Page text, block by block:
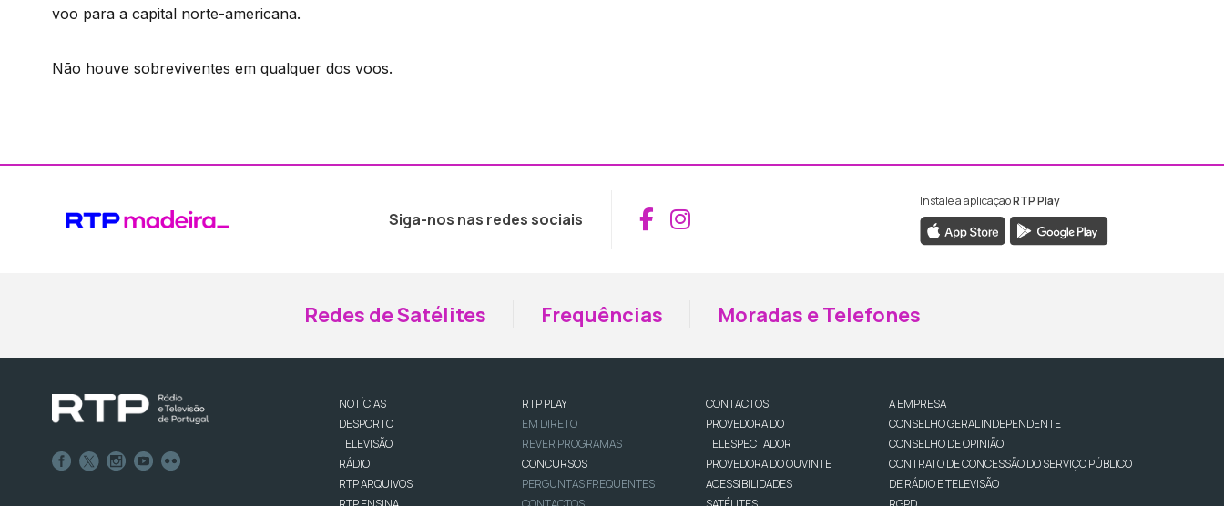
voo para a capital norte-americana.
Não houve sobreviventes em qualquer dos voos.
Siga-nos nas redes sociais Aceder ao Facebook da RTP Madeira
Aceder ao Instagram da RTP Madeira
Instale a aplicaçãoRTP Play
Redes de Satélites Frequências Moradas e Telefones
NOTÍCIAS
DESPORTO
TELEVISÃO
RÁDIO
RTP ARQUIVOS
RTP PLAY
EM DIRETO
REVER PROGRAMAS
CONCURSOS
PERGUNTAS FREQUENTES
CONTACTOS
PROVEDORA DO
TELESPECTADOR
PROVEDORA DO OUVINTE
ACESSIBILIDADES
A EMPRESA
CONSELHO GERAL INDEPENDENTE
CONSELHO DE OPINIÃO
CONTRATO DE CONCESSÃO DO SERVIÇO PÚBLICO
DE RÁDIO E TELEVISÃO